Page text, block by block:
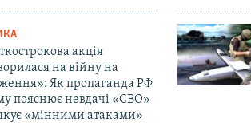
акція
на війну на
Як пропаганда РФ
пояснює невдачі «СВО»
«мінними атаками»